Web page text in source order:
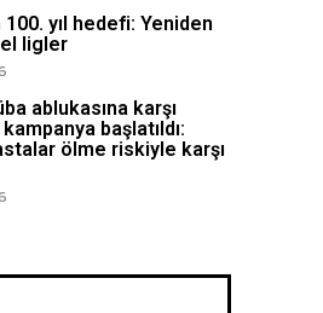
100. yıl hedefi: Yeniden
ligler
ablukasına karşı
başlatıldı:
ölme riskiyle karşı